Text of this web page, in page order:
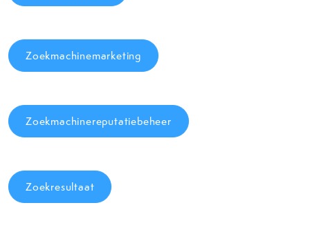
Zoekmachinemarketing
Zoekmachinereputatiebeheer
Zoekresultaat